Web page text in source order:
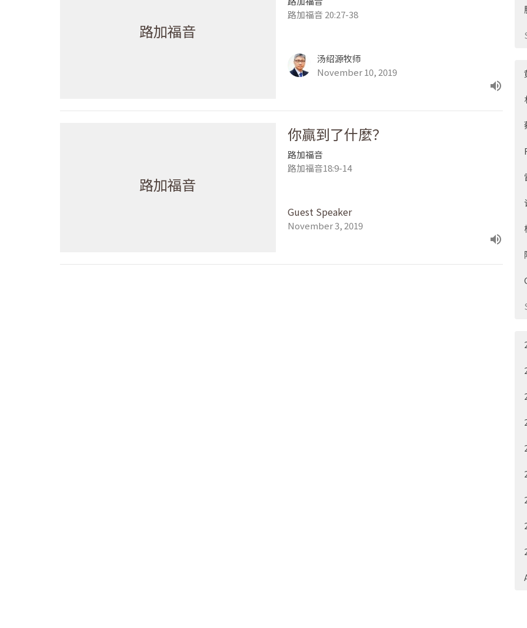
路加福音
路加福音 20:27-38
汤绍源牧师
November 10, 2019
路加福音
你贏到了什麼？
路加福音
路加福音18:9-14
Guest Speaker
November 3, 2019